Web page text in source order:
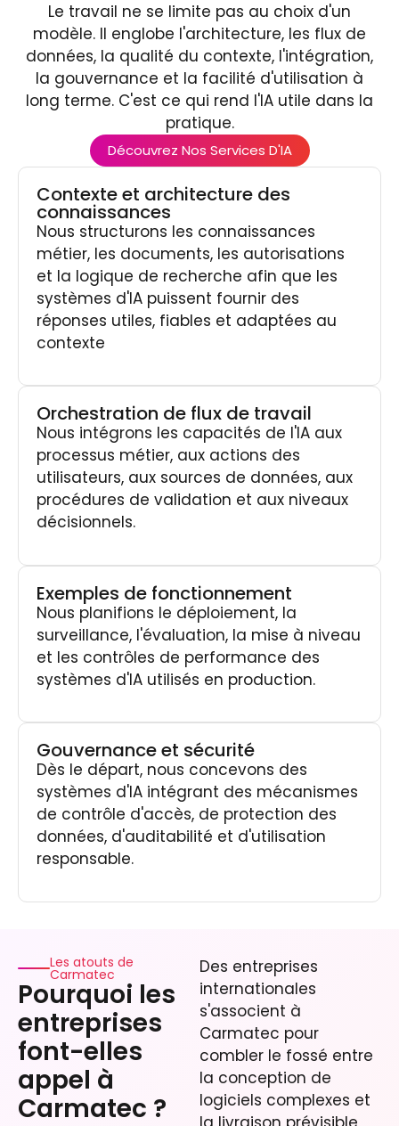
Contexte et architecture des
connaissances
Nous structurons les connaissances
métier, les documents, les autorisations
et la logique de recherche afin que les
systèmes d'IA puissent fournir des
réponses utiles, fiables et adaptées au
contexte
Orchestration de flux de travail
Nous intégrons les capacités de l'IA aux
processus métier, aux actions des
utilisateurs, aux sources de données, aux
procédures de validation et aux niveaux
décisionnels.
Exemples de fonctionnement
Nous planifions le déploiement, la
surveillance, l'évaluation, la mise à niveau
et les contrôles de performance des
systèmes d'IA utilisés en production.
Gouvernance et sécurité
Dès le départ, nous concevons des
systèmes d'IA intégrant des mécanismes
de contrôle d'accès, de protection des
données, d'auditabilité et d'utilisation
responsable.
Le travail ne se limite pas au choix d'un
modèle. Il englobe l'architecture, les flux de
données, la qualité du contexte, l'intégration,
la gouvernance et la facilité d'utilisation à
long terme. C'est ce qui rend l'IA utile dans la
pratique.
Découvrez Nos Services D'IA
Les atouts de
Carmatec
Pourquoi les
entreprises
font-elles
appel à
Carmatec ?
Des entreprises
internationales
s'associent à
Carmatec pour
combler le fossé entre
la conception de
logiciels complexes et